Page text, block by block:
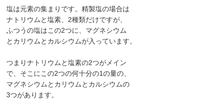
塩は元素の集まりです。精製塩の場合は
ナトリウムと塩素、2種類だけですが、
ふつうの塩はこの2つに、マグネシウム
とカリウムとカルシウムが入っています。
つまりナトリウムと塩素の2つがメイン
で、そこにこの2つの何十分の1の量の、
マグネシウムとカリウムとカルシウムの
3つがあります。